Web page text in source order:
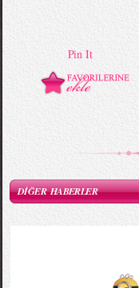
Pin It
DİĞER HABERLER